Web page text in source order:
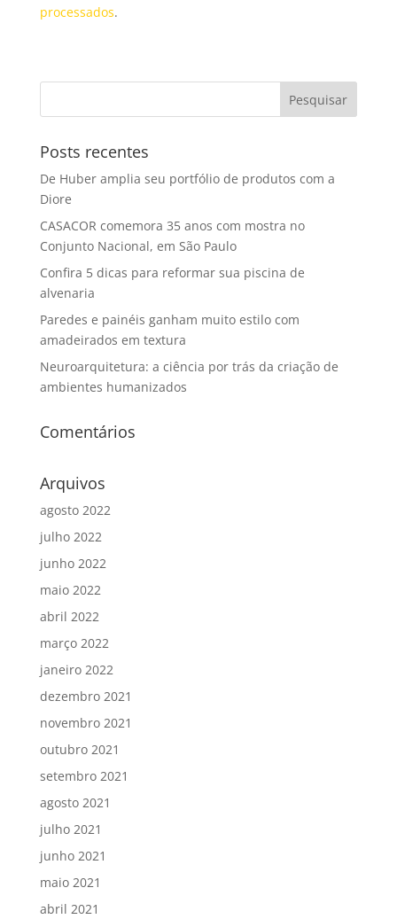
processados.
Posts recentes
De Huber amplia seu portfólio de produtos com a
Diore
CASACOR comemora 35 anos com mostra no
Conjunto Nacional, em São Paulo
Confira 5 dicas para reformar sua piscina de
alvenaria
Paredes e painéis ganham muito estilo com
amadeirados em textura
Neuroarquitetura: a ciência por trás da criação de
ambientes humanizados
Comentários
Arquivos
agosto 2022
julho 2022
junho 2022
maio 2022
abril 2022
março 2022
janeiro 2022
dezembro 2021
novembro 2021
outubro 2021
setembro 2021
agosto 2021
julho 2021
junho 2021
maio 2021
abril 2021